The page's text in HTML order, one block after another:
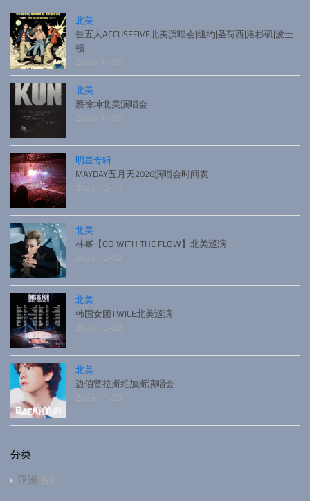
北美
告五人ACCUSEFIVE北美演唱会|纽约|圣荷西|洛杉矶|波士
顿
2026-01-05
北美
蔡徐坤北美演唱会
2026-01-05
明星专辑
MAYDAY五月天2026演唱会时间表
2025-12-17
北美
林峯【GO WITH THE FLOW】北美巡演
2025-12-02
北美
韩国女团TWICE北美巡演
2025-12-02
北美
边伯贤拉斯维加斯演唱会
2025-11-23
分类
亚洲 53